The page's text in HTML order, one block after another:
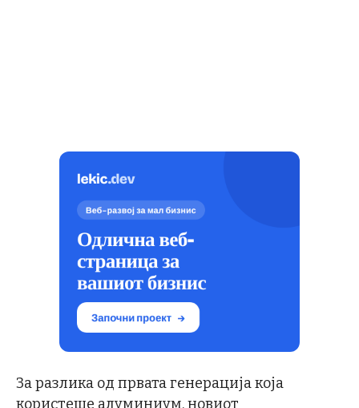
За разлика од првата генерација која
користеше алуминиум, новиот